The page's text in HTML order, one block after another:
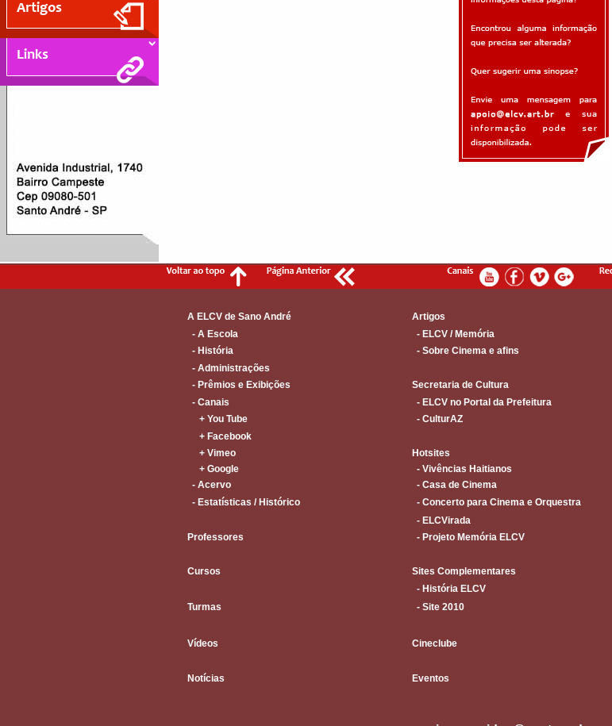
A ELCV de Sano André Artigos
- A Escola
- ELCV / Memória
- História
- Sobre Cinema e afins
- Administrações
- Prêmios e Exibições
Secretaria de Cultura
- Canais
- ELCV no Portal da Prefeitura
+ You Tube
- CulturAZ
+ Facebook
+ Vimeo
Hotsites
+ Google
- Vivências Haitianos
- Acervo
- Casa de Cinema
- Estatísticas / Histórico
- Concerto para Cinema e Orquestra
- ELCVirada
Professores
- Projeto Memória ELCV
Cursos
Sites Complementares
- História ELCV
Turmas
- Site 2010
Vídeos Cineclube
Notícias Eventos